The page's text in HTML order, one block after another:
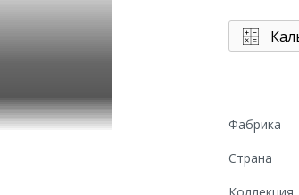
Фабрика
Страна